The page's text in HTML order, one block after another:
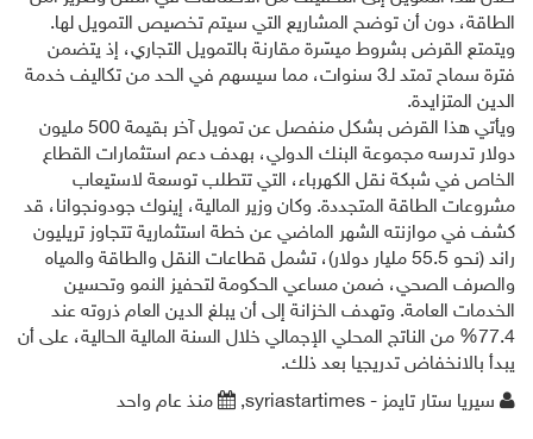
الطاقة، دون أن توضح المشاريع التي سيتم تخصيص التمويل لها.
ويتمتع القرض بشروط ميسّرة مقارنة بالتمويل التجاري، إذ يتضمن
فترة سماح تمتد لـ3 سنوات، مما سيسهم في الحد من تكاليف خدمة
الدين المتزايدة.
ويأتي هذا القرض بشكل منفصل عن تمويل آخر بقيمة 500 مليون
دولار تدرسه مجموعة البنك الدولي، بهدف دعم استثمارات القطاع
الخاص في شبكة نقل الكهرباء، التي تتطلب توسعة لاستيعاب
مشروعات الطاقة المتجددة. وكان وزير المالية، إينوك جودونجوانا، قد
كشف في موازنته الشهر الماضي عن خطة استثمارية تتجاوز تريليون
راند (نحو 55.5 مليار دولار)، تشمل قطاعات النقل والطاقة والمياه
والصرف الصحي، ضمن مساعي الحكومة لتحفيز النمو وتحسين
الخدمات العامة. وتهدف الخزانة إلى أن يبلغ الدين العام ذروته عند
77.4% من الناتج المحلي الإجمالي خلال السنة المالية الحالية، على أن
يبدأ بالانخفاض تدريجيا بعد ذلك.
سيريا ستار تايمز - syriastartimes,
منذ عام واحد